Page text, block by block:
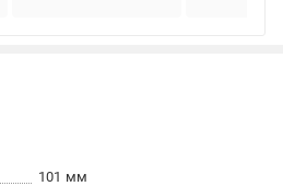
101 мм